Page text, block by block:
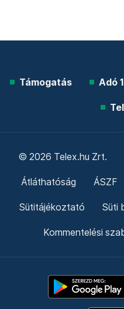
Támogatás Adó
© 2026 Telex.hu Zrt.
Átláthatóság ÁSZF
Sütitájékoztató Süti
Kommentelési